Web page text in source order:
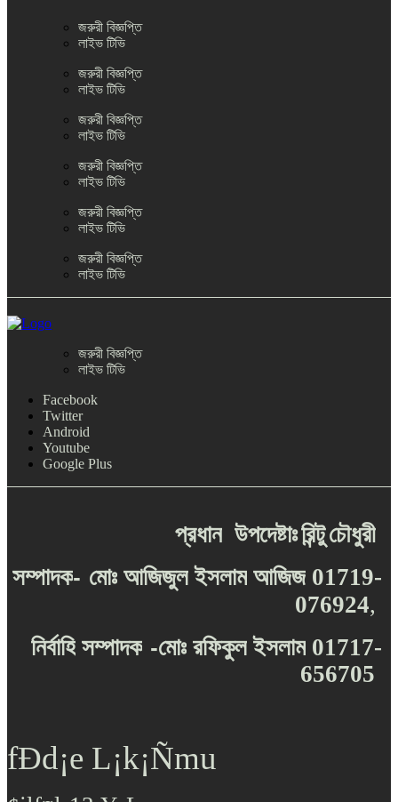
জরুরী বিজ্ঞপ্তি
লাইভ টিভি
জরুরী বিজ্ঞপ্তি
লাইভ টিভি
জরুরী বিজ্ঞপ্তি
লাইভ টিভি
জরুরী বিজ্ঞপ্তি
লাইভ টিভি
জরুরী বিজ্ঞপ্তি
লাইভ টিভি
জরুরী বিজ্ঞপ্তি
লাইভ টিভি
জরুরী বিজ্ঞপ্তি
লাইভ টিভি
Facebook
Twitter
Android
Youtube
Google Plus
প্রধান উপদেষ্টাঃরিন্টুচৌধুরী
সম্পাদক- মোঃ আজিজুল ইসলাম আজিজ 01719-
076924,
নির্বাহি সম্পাদক -মোঃ রফিকুল ইসলাম 01717-
656705
fÐd¡e L¡k¡Ñmu